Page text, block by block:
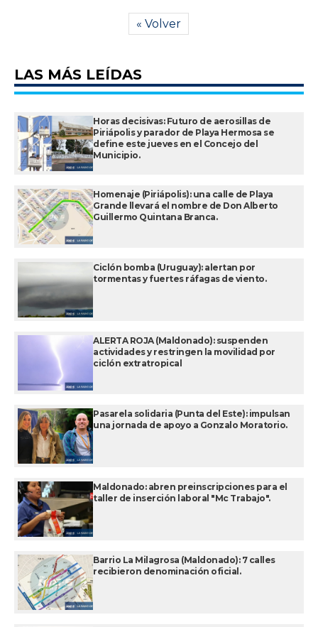
« Volver
LAS MÁS LEÍDAS
Horas decisivas: Futuro de aerosillas de
Piriápolis y parador de Playa Hermosa se
define este jueves en el Concejo del
Municipio.
Homenaje (Piriápolis): una calle de Playa
Grande llevará el nombre de Don Alberto
Guillermo Quintana Branca.
Ciclón bomba (Uruguay): alertan por
tormentas y fuertes ráfagas de viento.
ALERTA ROJA (Maldonado): suspenden
actividades y restringen la movilidad por
ciclón extratropical
Pasarela solidaria (Punta del Este): impulsan
una jornada de apoyo a Gonzalo Moratorio.
Maldonado: abren preinscripciones para el
taller de inserción laboral "Mc Trabajo".
Barrio La Milagrosa (Maldonado): 7 calles
recibieron denominación oficial.